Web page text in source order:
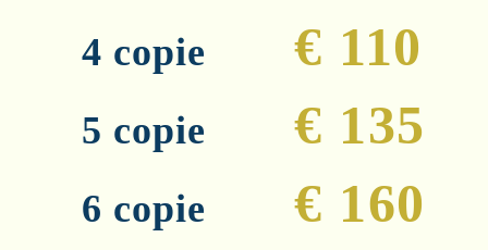
4 copie€ 110
5 copie € 135
6 copie € 160